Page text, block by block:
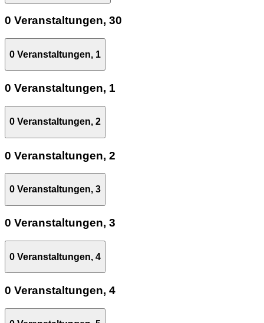
0 Veranstaltungen, 30
0 Veranstaltungen, 1
0 Veranstaltungen, 1
0 Veranstaltungen, 2
0 Veranstaltungen, 2
0 Veranstaltungen, 3
0 Veranstaltungen, 3
0 Veranstaltungen, 4
0 Veranstaltungen, 4